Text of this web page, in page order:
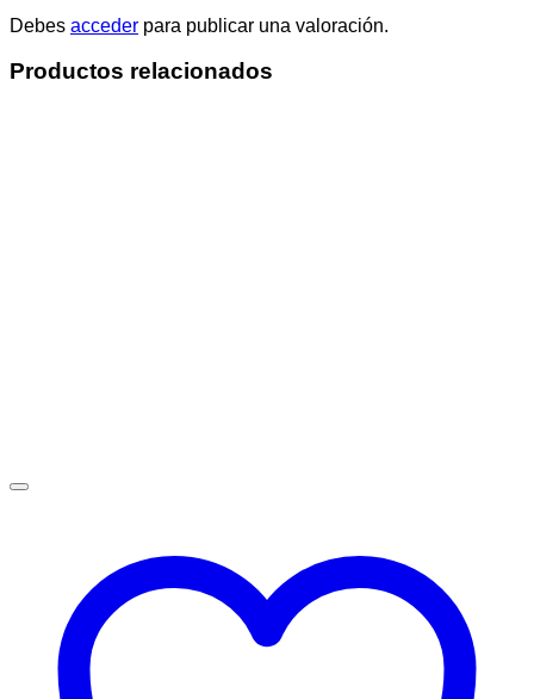
Debes acceder para publicar una valoración.
Productos relacionados